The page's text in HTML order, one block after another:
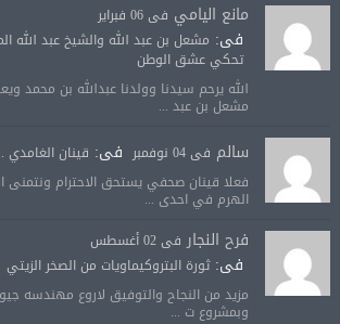
مانع اليامي فى 06 فبراير
فى: مشعل بن عبد الله والشيخ عبد الله
تحكي عشق الوطن
الله يرحم سيدنا وولدنا عبدالله بن محمد
مشعل بن عبد ...
سالم فى 04 نوفمبر فى: قينان الغامدي
فعلا قينان صحفي يستحق الاحترام ونتمنى
الهرم في احدى ...
فرح النجار فى 02 أغسطس
فى:ثورة البتروكيماويات من الصخر الزيتي
مزيد من النجاح والتوفيق لاروع مهندسه
وبمشروع ت ...